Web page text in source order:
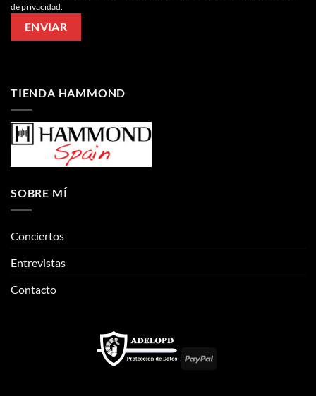
de privacidad.
TIENDA HAMMOND
SOBRE MÍ
Conciertos
Entrevistas
Contacto
PayPal